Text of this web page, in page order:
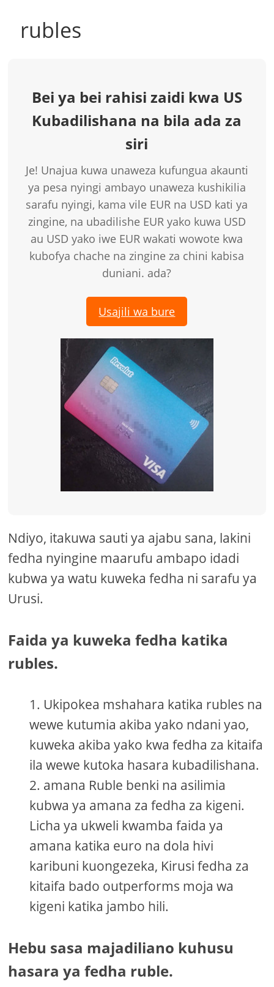
rubles
Bei ya bei rahisi zaidi kwa US
Kubadilishana na bila ada za
siri
Je! Unajua kuwa unaweza kufungua akaunti
ya pesa nyingi ambayo unaweza kushikilia
sarafu nyingi, kama vile EUR na USD kati ya
zingine, na ubadilishe EUR yako kuwa USD
au USD yako iwe EUR wakati wowote kwa
kubofya chache na zingine za chini kabisa
duniani. ada?
Usajili wa bure
Ndiyo, itakuwa sauti ya ajabu sana, lakini
fedha nyingine maarufu ambapo idadi
kubwa ya watu kuweka fedha ni sarafu ya
Urusi.
Faida ya kuweka fedha katika
rubles.
Ukipokea mshahara katika rubles na
wewe kutumia akiba yako ndani yao,
kuweka akiba yako kwa fedha za kitaifa
ila wewe kutoka hasara kubadilishana.
amana Ruble benki na asilimia
kubwa ya amana za fedha za kigeni.
Licha ya ukweli kwamba faida ya
amana katika euro na dola hivi
karibuni kuongezeka, Kirusi fedha za
kitaifa bado outperforms moja wa
kigeni katika jambo hili.
Hebu sasa majadiliano kuhusu
hasara ya fedha ruble.